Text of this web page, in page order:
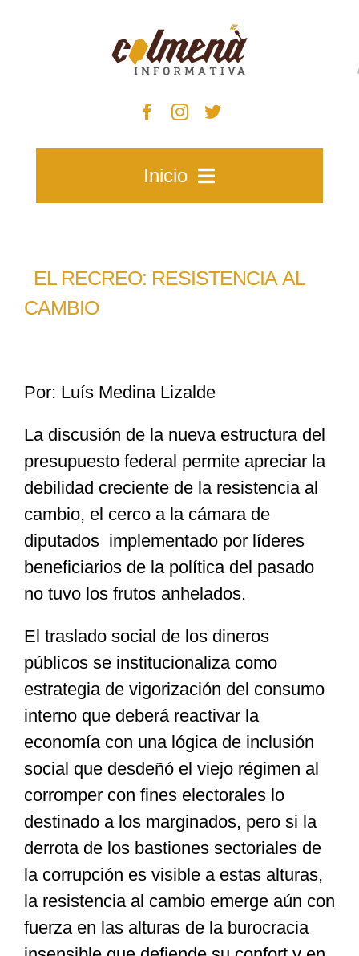
Inicio
Nacional
Opinión
Cultura
Nosotros
EL RECREO: RESISTENCIA AL
CAMBIO
Por: Luís Medina Lizalde
La discusión de la nueva estructura del
presupuesto federal permite apreciar la
debilidad creciente de la resistencia al
cambio, el cerco a la cámara de
diputados implementado por líderes
beneficiarios de la política del pasado
no tuvo los frutos anhelados.
El traslado social de los dineros
públicos se institucionaliza como
estrategia de vigorización del consumo
interno que deberá reactivar la
economía con una lógica de inclusión
social que desdeñó el viejo régimen al
corromper con fines electorales lo
destinado a los marginados, pero si la
derrota de los bastiones sectoriales de
la corrupción es visible a estas alturas,
la resistencia al cambio emerge aún con
fuerza en las alturas de la burocracia